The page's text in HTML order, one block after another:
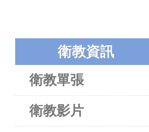
衛教資訊
衛教單張
衛教影片